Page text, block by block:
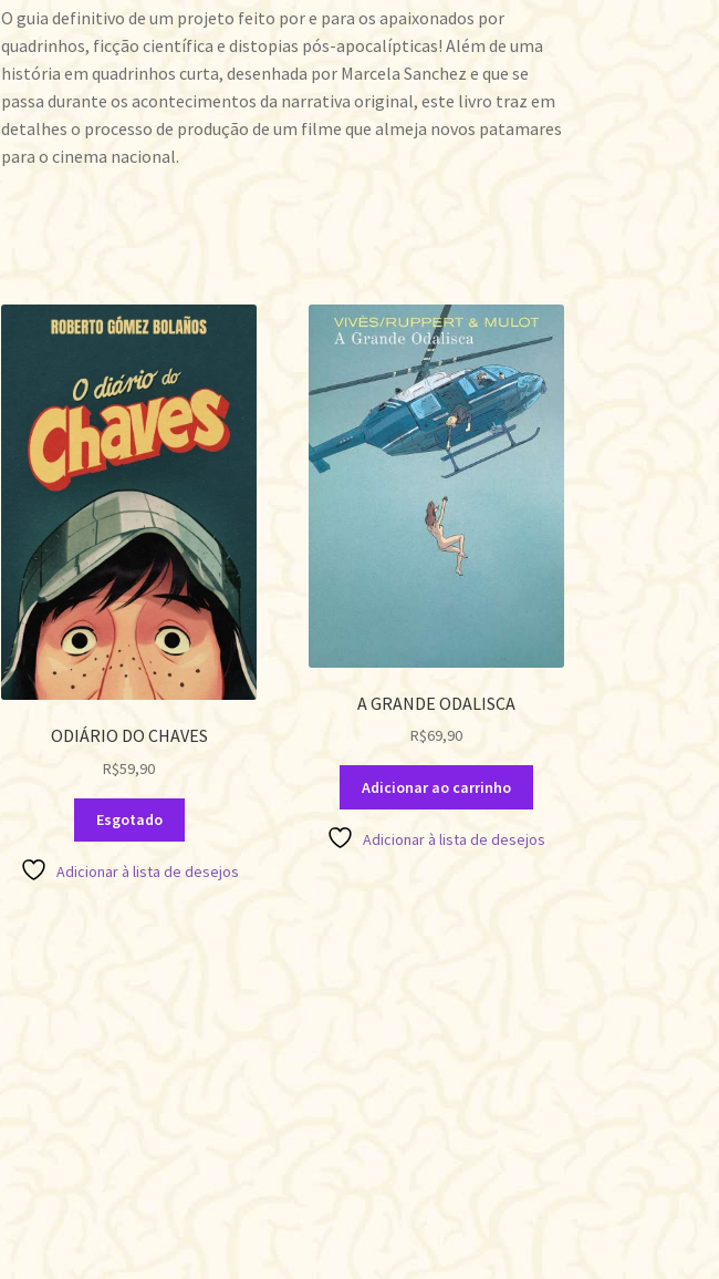
O guia definitivo de um projeto feito por e para os apaixonados por
quadrinhos, ficção científica e distopias pós-apocalípticas! Além de uma
história em quadrinhos curta, desenhada por Marcela Sanchez e que se
passa durante os acontecimentos da narrativa original, este livro traz em
detalhes o processo de produção de um filme que almeja novos patamares
para o cinema nacional.
ODIÁRIO DO CHAVES
R$59,90
Esgotado
Adicionar à lista de desejos
A GRANDE ODALISCA
R$69,90
Adicionar ao carrinho
Adicionar à lista de desejos